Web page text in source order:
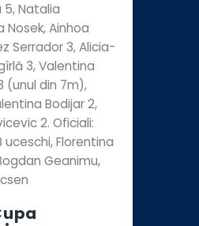
5, Natalia
Nosek, Ainhoa
Serrador 3, Alicia-
3, Valentina
(unul din 7m),
Bodijar 2,
2. Oficiali:
uceschi, Florentina
Geanimu,